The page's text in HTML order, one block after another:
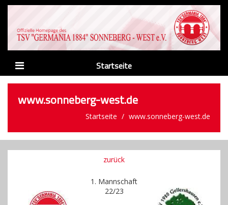
Startseite
News
Verein
Männer
Sponsoren
www.sonneberg-west.de
Startseite www.sonneberg-west.de
zurück
1. Mannschaft
22/23